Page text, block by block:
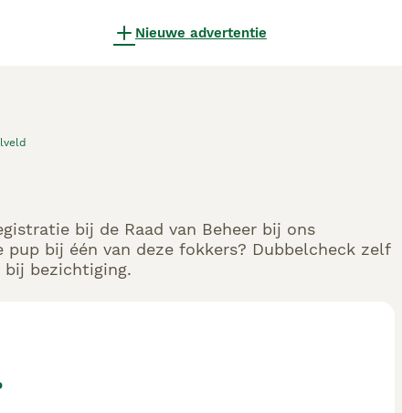
Nieuwe advertentie
bij de Raad van Beheer bij ons
bij één van deze fokkers? Dubbelcheck zelf
bij bezichtiging.